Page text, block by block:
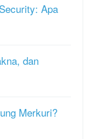
Apa
dan
Merkuri?